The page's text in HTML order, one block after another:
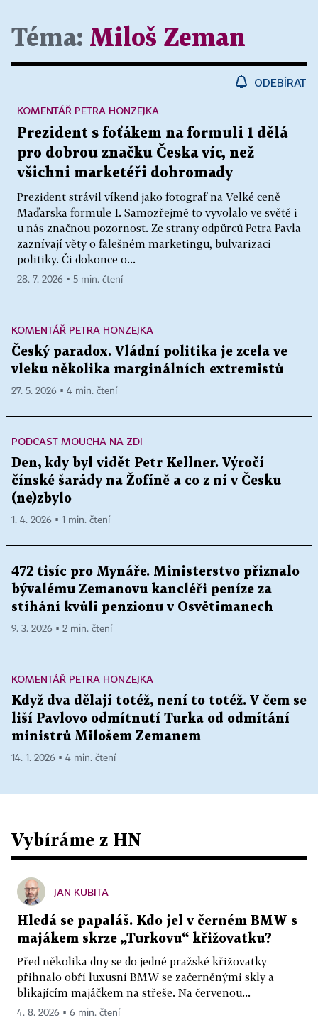
Téma: Miloš Zeman
ODEBÍRAT
Prezident s foťákem na formuli 1 dělá
pro dobrou značku Česka víc, než
všichni marketéři dohromady
Prezident strávil víkend jako fotograf na Velké ceně
Maďarska formule 1. Samozřejmě to vyvolalo ve světě i
u nás značnou pozornost. Ze strany odpůrců Petra Pavla
zaznívají věty o falešném marketingu, bulvarizaci
politiky. Či dokonce o...
KOMENTÁŘ PETRA HONZEJKA
28. 7. 2026 ▪ 5 min. čtení
KOMENTÁŘ PETRA HONZEJKA
Český paradox. Vládní politika je zcela ve
vleku několika marginálních extremistů
27. 5. 2026 ▪ 4 min. čtení
PODCAST MOUCHA NA ZDI
Den, kdy byl vidět Petr Kellner. Výročí
čínské šarády na Žofíně a co z ní v Česku
(ne)zbylo
1. 4. 2026 ▪ 1 min. čtení
472 tisíc pro Mynáře. Ministerstvo přiznalo
bývalému Zemanovu kancléři peníze za
stíhání kvůli penzionu v Osvětimanech
9. 3. 2026 ▪ 2 min. čtení
KOMENTÁŘ PETRA HONZEJKA
Když dva dělají totéž, není to totéž. V čem se
liší Pavlovo odmítnutí Turka od odmítání
ministrů Milošem Zemanem
14. 1. 2026 ▪ 4 min. čtení
Vybíráme z HN
JAN KUBITA
Hledá se papaláš. Kdo jel v černém BMW s
majákem skrze „Turkovu“ křižovatku?
Před několika dny se do jedné pražské křižovatky
přihnalo obří luxusní BMW se začerněnými skly a
blikajícím majáčkem na střeše. Na červenou...
4. 8. 2026 ▪ 6 min. čtení